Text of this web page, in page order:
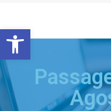
Barra de Ferramentas Aberta